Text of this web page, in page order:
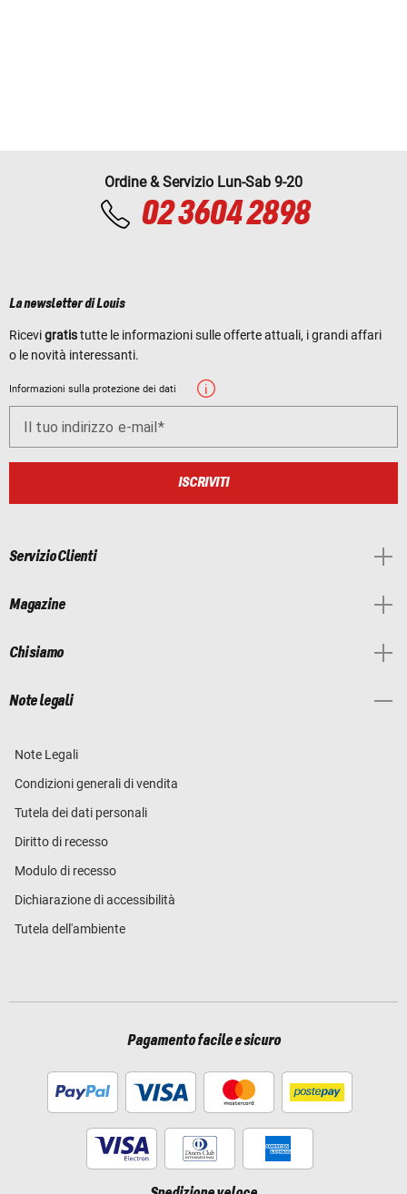
Ordine & Servizio Lun-Sab 9-20
02 3604 2898
La newsletter di Louis
Ricevigratistutte le informazioni sulle offerte attuali, i grandi affari
o le novità interessanti.
Informazioni sulla protezione dei dati
Il tuo indirizzo e-mail
ISCRIVITI
Servizio Clienti
Magazine
Chi siamo
Note legali
Note Legali
Condizioni generali di vendita
Tutela dei dati personali
Diritto di recesso
Modulo di recesso
Dichiarazione di accessibilità
Tutela dell'ambiente
Pagamento facile e sicuro